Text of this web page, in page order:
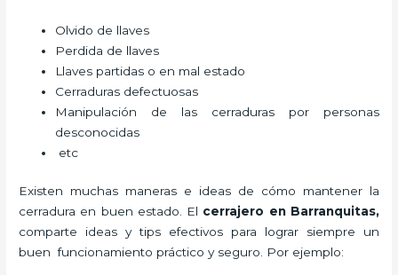
Olvido de llaves
Perdida de llaves
Llaves partidas o en mal estado
Cerraduras defectuosas
Manipulación de las cerraduras por personas
desconocidas
etc
Existen muchas maneras e ideas de cómo mantener la
cerradura en buen estado. El cerrajero en Barranquitas,
comparte ideas y tips efectivos para lograr siempre un
buen funcionamiento práctico y seguro. Por ejemplo: